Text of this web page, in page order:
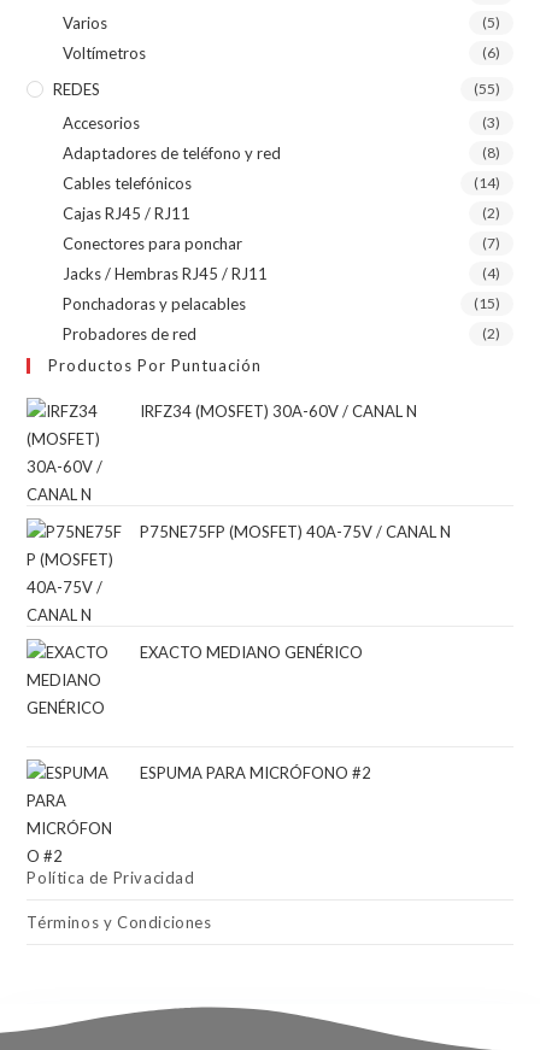
Varios (5)
Voltímetros (6)
REDES (55)
Accesorios (3)
Adaptadores de teléfono y red (8)
Cables telefónicos (14)
Cajas RJ45 / RJ11 (2)
Conectores para ponchar (7)
Jacks / Hembras RJ45 / RJ11 (4)
Ponchadoras y pelacables (15)
Probadores de red (2)
Productos Por Puntuación
IRFZ34 (MOSFET) 30A-60V / CANAL N
P75NE75FP (MOSFET) 40A-75V / CANAL N
EXACTO MEDIANO GENÉRICO
ESPUMA PARA MICRÓFONO #2
Política de Privacidad
Términos y Condiciones